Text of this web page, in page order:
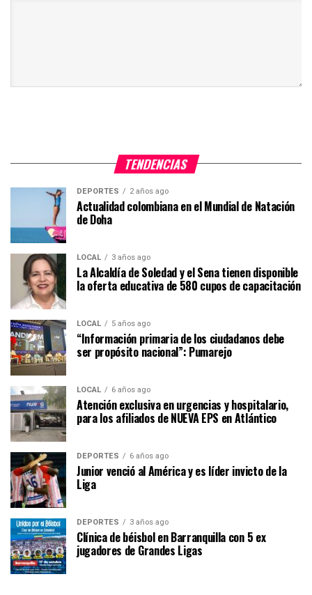
TENDENCIAS
DEPORTES 2 años ago
Actualidad colombiana en el Mundial de Natación
de Doha
LOCAL 3 años ago
La Alcaldía de Soledad y el Sena tienen disponible
la oferta educativa de 580 cupos de capacitación
LOCAL 5 años ago
“Información primaria de los ciudadanos debe
ser propósito nacional”: Pumarejo
LOCAL 6 años ago
Atención exclusiva en urgencias y hospitalario,
para los afiliados de NUEVA EPS en Atlántico
DEPORTES 6 años ago
Junior venció al América y es líder invicto de la
Liga
DEPORTES 3 años ago
Clínica de béisbol en Barranquilla con 5 ex
jugadores de Grandes Ligas